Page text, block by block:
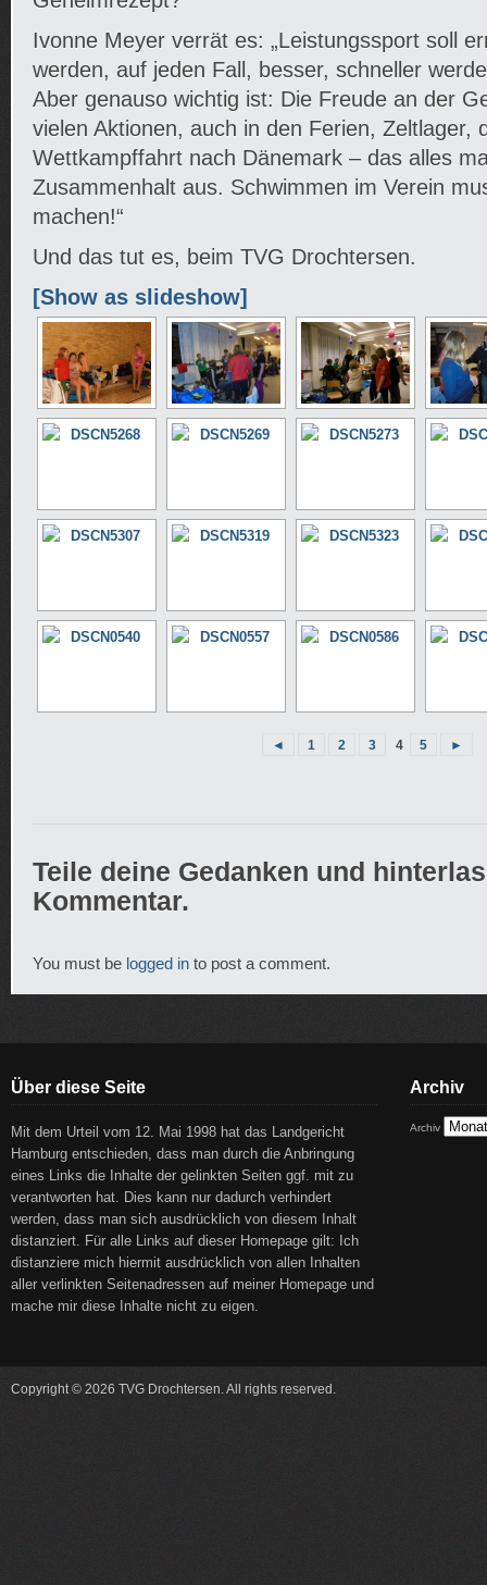
Ivonne Meyer verrät es: „Leistungssport soll
werden, auf jeden Fall, besser, schneller
Aber genauso wichtig ist: Die Freude an der
vielen Aktionen, auch in den Ferien, Zeltlager,
Wettkampffahrt nach Dänemark – das alles
Zusammenhalt aus. Schwimmen im Verein
machen!“
Und das tut es, beim TVG Drochtersen.
[Show as slideshow]
◄ 1 2 3 4 5 ►
Teile deine Gedanken und
Kommentar.
You must be logged in to post a comment.
Über diese Seite
Mit dem Urteil vom 12. Mai 1998 hat das Landgericht
Hamburg entschieden, dass man durch die Anbringung
eines Links die Inhalte der gelinkten Seiten ggf. mit zu
verantworten hat. Dies kann nur dadurch verhindert
werden, dass man sich ausdrücklich von diesem Inhalt
distanziert. Für alle Links auf dieser Homepage gilt: Ich
distanziere mich hiermit ausdrücklich von allen Inhalten
aller verlinkten Seitenadressen auf meiner Homepage und
mache mir diese Inhalte nicht zu eigen.
Archiv
Archiv
Copyright © 2026 TVG Drochtersen. All rights reserved.